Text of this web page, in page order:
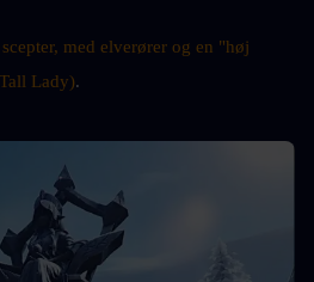
med elverører og en "høj
Lady).